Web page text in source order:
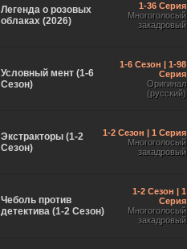
Легенда о розовых
облаках (2026)
1-36 Серия
Многоголосый
закадровый
Условный мент (1-6
Сезон)
1-6 Сезон | 1-98
Серия
Оригинал
(русский)
Экстракторы (1-2
Сезон)
1-2 Сезон | 1 Серия
Многоголосый
закадровый
Чеболь против
детектива (1-2 Сезон)
1-2 Сезон | 1
Серия
Многоголосый
закадровый